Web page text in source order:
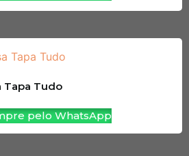
Tapa Tudo
pelo WhatsApp